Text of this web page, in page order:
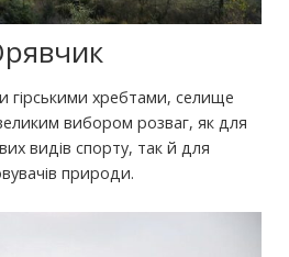
гірськими хребтами, селище
вибором розваг, як для
видів спорту, так й для
природи.